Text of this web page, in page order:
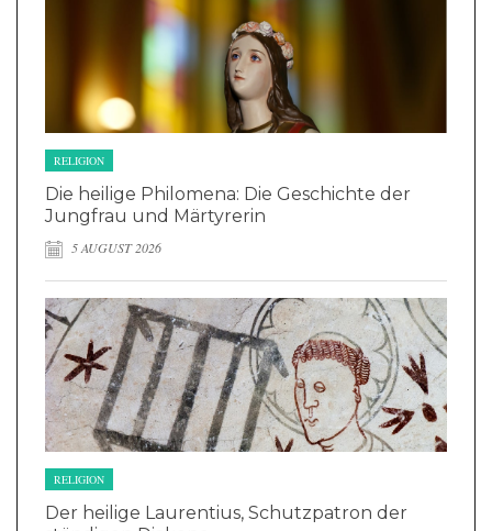
RELIGION
Die heilige Philomena: Die Geschichte der
Jungfrau und Märtyrerin
5 AUGUST 2026
RELIGION
Der heilige Laurentius, Schutzpatron der